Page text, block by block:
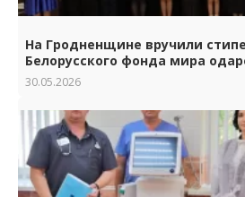
На Гродненщине вручили
Белорусского фонда мира
студентам.
30.05.2026